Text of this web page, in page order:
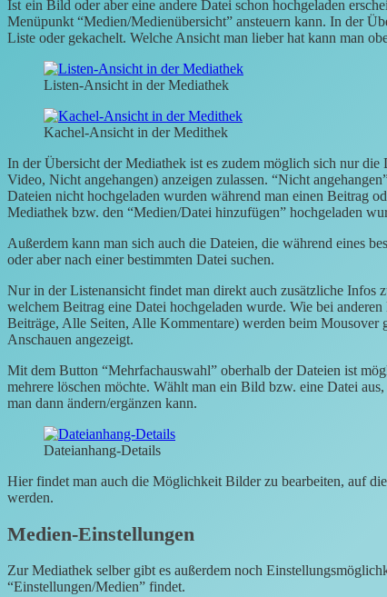
Ist ein Bild oder aber eine andere Datei schon hochgeladen
Menüpunkt “Medien/Medienübersicht” ansteuern kann. In der
Liste oder gekachelt. Welche Ansicht man lieber hat kann man
Listen-Ansicht in der Mediathek
Kachel-Ansicht in der Medithek
In der Übersicht der Mediathek ist es zudem möglich sich nur
Video, Nicht angehangen) anzeigen zulassen. “Nicht
Dateien nicht hochgeladen wurden während man einen Beitrag
Mediathek bzw. den “Medien/Datei hinzufügen” hochgeladen
Außerdem kann man sich auch die Dateien, die während eines
oder aber nach einer bestimmten Datei suchen.
Nur in der Listenansicht findet man direkt auch zusätzliche Infos
welchem Beitrag eine Datei hochgeladen wurde. Wie bei
Beiträge, Alle Seiten, Alle Kommentare) werden beim Mousover
Anschauen angezeigt.
Mit dem Button “Mehrfachauswahl” oberhalb der Dateien ist
mehrere löschen möchte. Wählt man ein Bild bzw. eine Datei
man dann ändern/ergänzen kann.
Dateianhang-Details
Hier findet man auch die Möglichkeit Bilder zu bearbeiten, auf
werden.
Medien-Einstellungen
Zur Mediathek selber gibt es außerdem noch
“Einstellungen/Medien” findet.